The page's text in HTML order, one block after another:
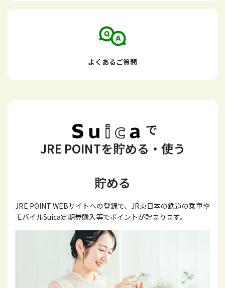
よくあるご質問
で
JRE POINTを貯める・使う
貯める
JRE POINT WEBサイトへの登録で、JR東日本の鉄道の乗車や
モバイルSuica定期券購入等でポイントが貯まります。